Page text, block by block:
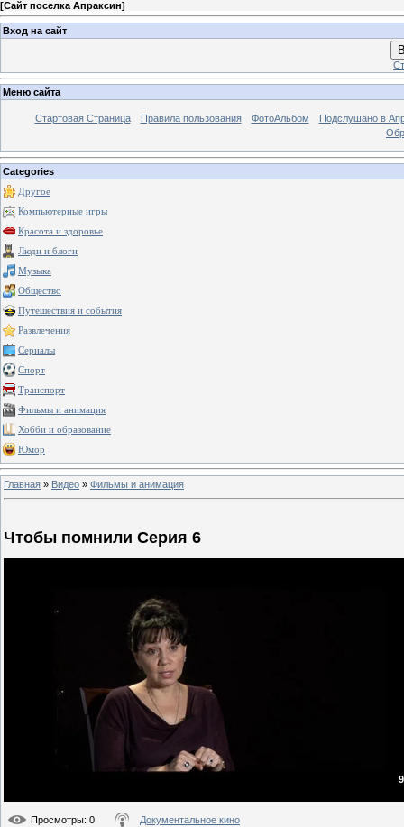
[Сайт поселка Апраксин]
Вход на сайт
Меню сайта
Стартовая Страница Правила пользования ФотоАльбом
Подслушано в
Categories
Другое
Компьютерные игры
Красота и здоровье
Люди и блоги
Музыка
Общество
Путешествия и события
Развлечения
Сериалы
Спорт
Транспорт
Фильмы и анимация
Хобби и образование
Юмор
Главная » Видео » Фильмы и анимация
Чтобы помнили Серия 6
Просмотры: 0 Документальное кино